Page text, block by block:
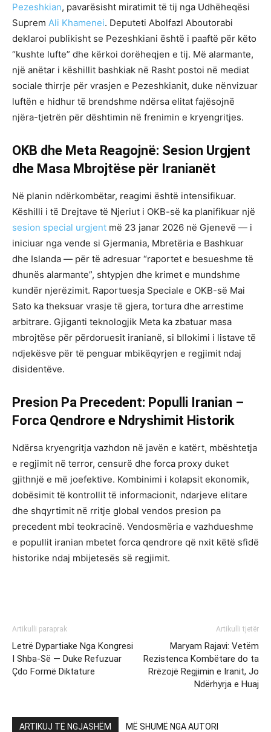
Pezeshkian, pavarësisht miratimit të tij nga Udhëheqësi
Suprem Ali Khamenei. Deputeti Abolfazl Aboutorabi
deklaroi publikisht se Pezeshkiani është i paaftë për këto
“kushte lufte” dhe kërkoi dorëheqjen e tij. Më alarmante,
një anëtar i këshillit bashkiak në Rasht postoi në mediat
sociale thirrje për vrasjen e Pezeshkianit, duke nënvizuar
luftën e hidhur të brendshme ndërsa elitat fajësojnë
njëra-tjetrën për dështimin në frenimin e kryengritjes.
OKB dhe Meta Reagojnë: Sesion Urgjent
dhe Masa Mbrojtëse për Iranianët
Në planin ndërkombëtar, reagimi është intensifikuar.
Këshilli i të Drejtave të Njeriut i OKB-së ka planifikuar një
sesion special urgjent më 23 janar 2026 në Gjenevë — i
iniciuar nga vende si Gjermania, Mbretëria e Bashkuar
dhe Islanda — për të adresuar “raportet e besueshme të
dhunës alarmante”, shtypjen dhe krimet e mundshme
kundër njerëzimit. Raportuesja Speciale e OKB-së Mai
Sato ka theksuar vrasje të gjera, tortura dhe arrestime
arbitrare. Gjiganti teknologjik Meta ka zbatuar masa
mbrojtëse për përdoruesit iranianë, si bllokimi i listave të
ndjekësve për të penguar mbikëqyrjen e regjimit ndaj
disidentëve.
Presion Pa Precedent: Populli Iranian –
Forca Qendrore e Ndryshimit Historik
Ndërsa kryengritja vazhdon në javën e katërt, mbështetja
e regjimit në terror, censurë dhe forca proxy duket
gjithnjë e më joefektive. Kombinimi i kolapsit ekonomik,
dobësimit të kontrollit të informacionit, ndarjeve elitare
dhe shqyrtimit në rritje global vendos presion pa
precedent mbi teokracinë. Vendosmëria e vazhdueshme
e popullit iranian mbetet forca qendrore që nxit këtë sfidë
historike ndaj mbijetesës së regjimit.
Artikulli paraprak
Letrë Dypartiake Nga Kongresi
I Shba-Së — Duke Refuzuar
Çdo Formë Diktature
Artikulli tjetër
Maryam Rajavi: Vetëm
Rezistenca Kombëtare do ta
Rrëzojë Regjimin e Iranit, Jo
Ndërhyrja e Huaj
ARTIKUJ TË NGJASHËM MË SHUMË NGA AUTORI